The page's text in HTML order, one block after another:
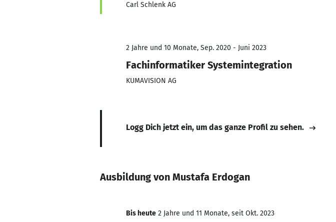
Carl Schlenk AG
2 Jahre und 10 Monate, Sep. 2020 - Juni 2023
Fachinformatiker Systemintegration
KUMAVISION AG
Logg Dich jetzt ein, um das ganze Profil zu sehen.
Ausbildung von Mustafa Erdogan
Bis heute 2 Jahre und 11 Monate, seit Okt. 2023